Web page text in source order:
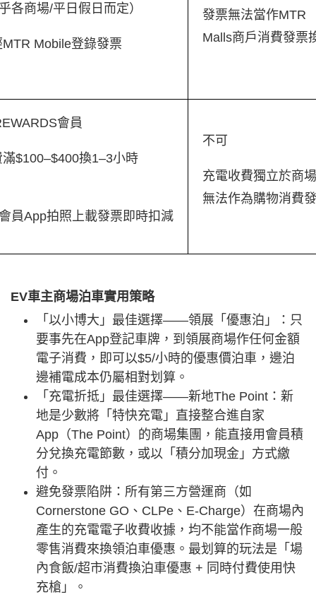
各商場/平日假日而定）
MTR Mobile登錄發票
發票無法當作MTR
Malls商戶消費發票
會員
滿$100–$400換1–3小時
員App拍照上載發票即時扣減
不可
充電收費獨立於商
無法作為購物消費
EV車主商場泊車實用策略
「以小博大」最佳選擇——領展「優惠泊」：只
要事先在App登記車牌，到領展商場作任何金額
電子消費，即可以$5/小時的優惠價泊車，邊泊
邊補電成本仍屬相對划算。
「充電折抵」最佳選擇——新地The Point：新
地是少數將「特快充電」直接整合進自家
App（The Point）的商場集團，能直接用會員積
分兌換充電節數，或以「積分加現金」方式繳
付。
避免發票陷阱：所有第三方營運商（如
Cornerstone GO、CLPe、E-Charge）在商場內
產生的充電電子收費收據，均不能當作商場一般
零售消費來換領泊車優惠。最划算的玩法是「場
內食飯/超市消費換泊車優惠 + 同時付費使用快
充槍」。